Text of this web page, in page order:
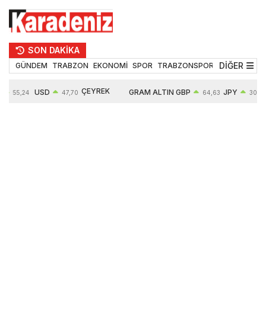
SON DAKİKA
GÜNDEM TRABZON EKONOMİ SPOR TRABZONSPOR TEKNOLOJİ
DİĞER
55,24 USD 47,70 ÇEYREK GRAM ALTIN GBP 64,63 JPY 30,45